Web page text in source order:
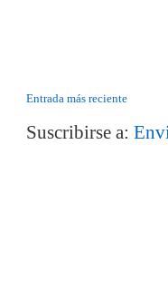
Entrada más reciente
Suscribirse a: